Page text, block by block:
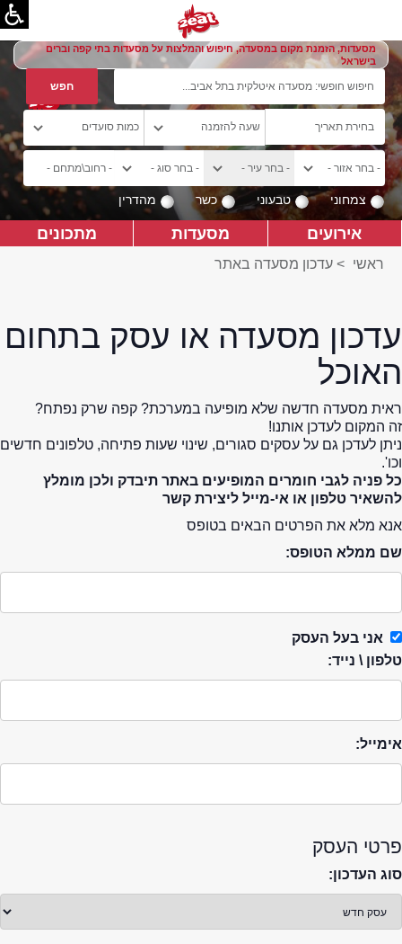
מסעדות, הזמנת מקום במסעדה, חיפוש והמלצות על מסעדות בתי קפה וברים
בישראל
צמחוני טבעוני כשר מהדרין
אירועים מסעדות מתכונים
ראשי > עדכון מסעדה באתר
עדכון מסעדה או עסק בתחום
האוכל
ראית מסעדה חדשה שלא מופיעה במערכת? קפה שרק נפתח?
זה המקום לעדכן אותנו!
ניתן לעדכן גם על עסקים סגורים, שינוי שעות פתיחה, טלפונים חדשים
וכו'.
כל פניה לגבי חומרים המופיעים באתר תיבדק ולכן מומלץ
להשאיר טלפון או אי-מייל ליצירת קשר
אנא מלא את הפרטים הבאים בטופס
שם ממלא הטופס:
אני בעל העסק
טלפון \ נייד:
אימייל:
פרטי העסק
סוג העדכון: